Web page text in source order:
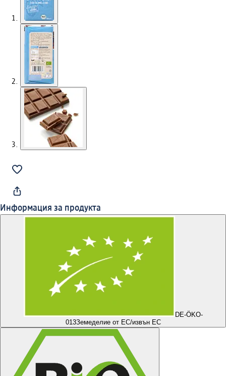
Информация за продукта
DE-ÖKO-
013Земеделие от ЕС/извън ЕС